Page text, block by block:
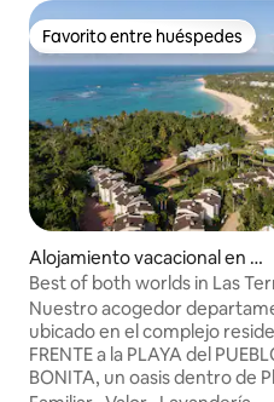
Favorito entre huéspedes
Favorito entre huéspedes
Alojamiento vacacional en L
as Terrenas
Best of both worlds in Las
Ballenas
Nuestro acogedor
ubicado en el complejo
FRENTE a la PLAYA del
BONITA, un oasis dentro de